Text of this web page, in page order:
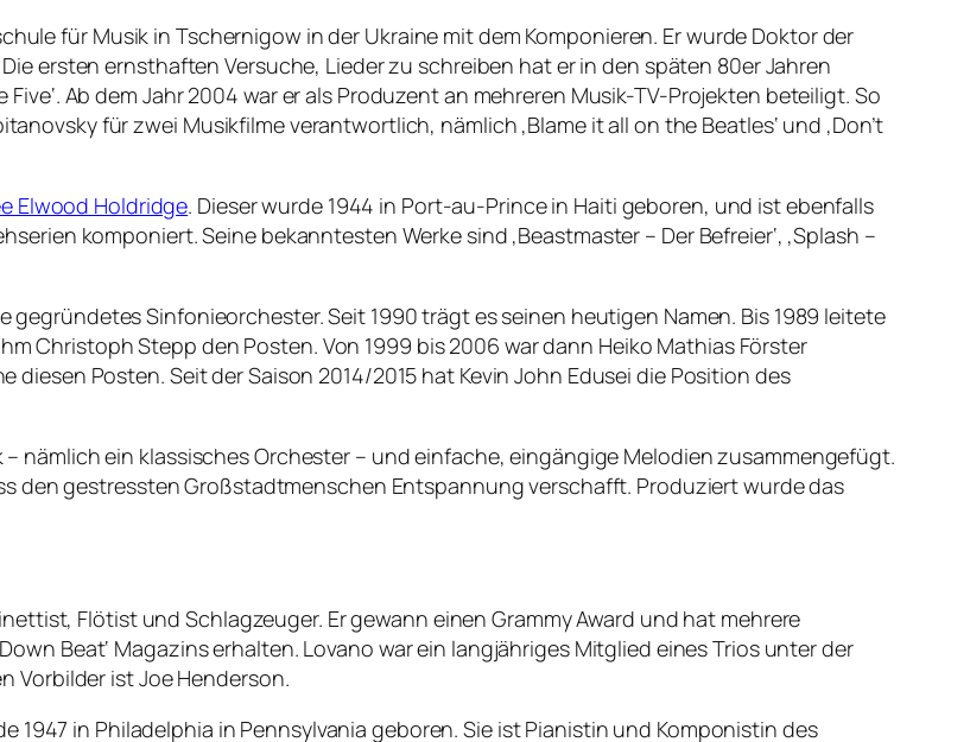
für Musik in Tschernigow in der Ukraine mit dem Komponieren. Er wurde Doktor der
ersten ernsthaften Versuche, Lieder zu schreiben hat er in den späten 80er Jahren
Ab dem Jahr 2004 war er als Produzent an mehreren Musik-TV-Projekten beteiligt. So
für zwei Musikfilme verantwortlich, nämlich ‚Blame it all on the Beatles‘ und ‚Don’t
Elwood Holdridge. Dieser wurde 1944 in Port-au-Prince in Haiti geboren, und ist ebenfalls
komponiert. Seine bekanntesten Werke sind ‚Beastmaster – Der Befreier‘, ‚Splash –
gegründetes Sinfonieorchester. Seit 1990 trägt es seinen heutigen Namen. Bis 1989 leitete
Christoph Stepp den Posten. Von 1999 bis 2006 war dann Heiko Mathias Förster
Posten. Seit der Saison 2014/2015 hat Kevin John Edusei die Position des
nämlich ein klassisches Orchester – und einfache, eingängige Melodien zusammengefügt.
den gestressten Großstadtmenschen Entspannung verschafft. Produziert wurde das
Flötist und Schlagzeuger. Er gewann einen Grammy Award und hat mehrere
Beat‘ Magazins erhalten. Lovano war ein langjähriges Mitglied eines Trios unter der
Vorbilder ist Joe Henderson.
1947 in Philadelphia in Pennsylvania geboren. Sie ist Pianistin und Komponistin des